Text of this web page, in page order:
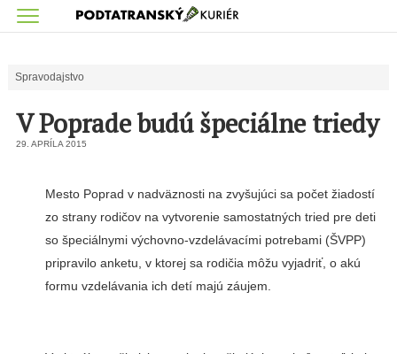
Spravodajstvo
V Poprade budú špeciálne triedy
29. APRÍLA 2015
Mesto Poprad v nadväz­nosti na zvyšujúci sa počet žiadostí
zo strany rodičov na vytvorenie samostatných tried pre deti
so špeciálnymi výchovno-vzdelávacími potrebami (ŠVPP)
pripravilo an­ketu, v ktorej sa rodičia môžu vyjadriť, o akú
formu vzdelá­vania ich detí majú záujem.